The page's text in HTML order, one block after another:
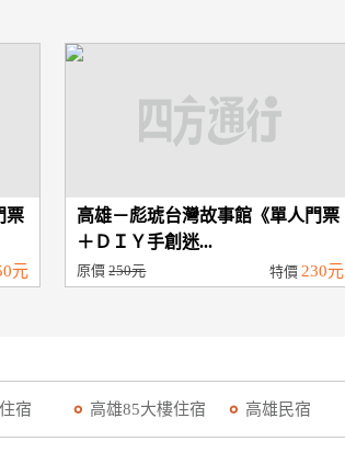
票
元
高雄－彪琥台灣故事館《單人門票
＋ＤＩＹ手創迷...
原價250元 特價230元
宿 高雄85大樓住宿 高雄民宿